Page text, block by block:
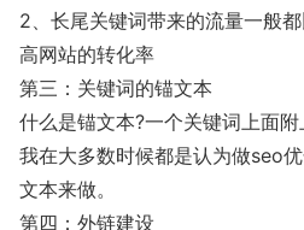
2、长尾关键词带来的流量一般
高网站的转化率
第三：关键词的锚文本
什么是锚文本?一个关键词上面附
我在大多数时候都是认为做seo
文本来做。
第四：外链建设